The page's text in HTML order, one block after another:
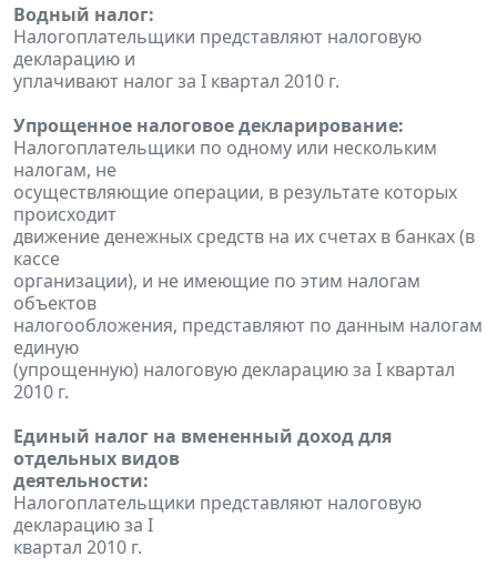
Водный налог:
Налогоплательщики представляют налоговую
декларацию и
уплачивают налог за I квартал 2010 г.
Упрощенное налоговое декларирование:
Налогоплательщики по одному или нескольким
налогам, не
осуществляющие операции, в результате которых
происходит
движение денежных средств на их счетах в банках (в
кассе
организации), и не имеющие по этим налогам
объектов
налогообложения, представляют по данным налогам
единую
(упрощенную) налоговую декларацию за I квартал
2010 г.
Единый налог на вмененный доход для
отдельных видов
деятельности:
Налогоплательщики представляют налоговую
декларацию за I
квартал 2010 г.